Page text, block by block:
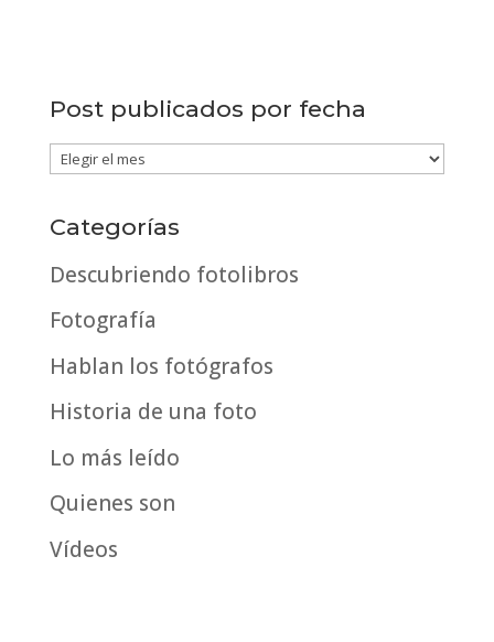
Post publicados por fecha
Post
por
fecha
Categorías
Descubriendo fotolibros
Fotografía
Hablan los fotógrafos
Historia de una foto
Lo más leído
Quienes son
Vídeos